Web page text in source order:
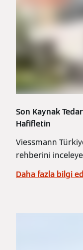
Son Kaynak
Hafifletin
Viessmann
rehberini
Daha fazla bilgi